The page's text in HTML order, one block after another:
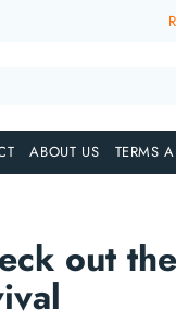
ABOUT US TERMS
out